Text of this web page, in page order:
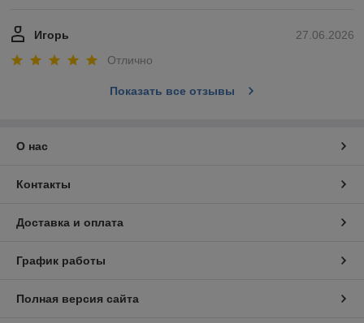
27.06.2026
Игорь
Отлично
Показать все отзывы
О нас
Контакты
Доставка и оплата
График работы
Полная версия сайта